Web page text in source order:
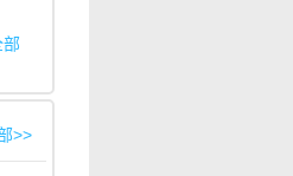
官方邮箱：
部
>>